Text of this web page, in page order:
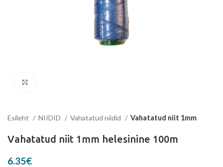
Esileht NIIDID Vahatatud niidid Vahatatud niit 1mm
Vahatatud niit 1mm helesinine 100m
6.35€